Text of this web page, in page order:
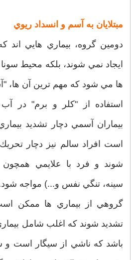
مبتلايان به آسم و انسداد ريوي
دومين گروه، بيماري‌ هايي ‌اند
ايجاد نمي شوند، بلكه محيط
ها مي‌ شود كه مهم ‌ترين آن ‌ها،
استفاده از "كلر و برم" در
بيماران آسمي دچار تشديد
است افراد سالم نيز دچار
شوند و فرد با علايمي
سينه، تنگي‌ نفس و...) مواجه
گروهي از بيماري ‌ها ممكن
تشديد شوند كه اغلب شامل
باشد كه ناشي از سيگار است و